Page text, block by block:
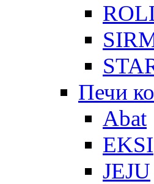
Печи
Abat
EKSI
JEJU